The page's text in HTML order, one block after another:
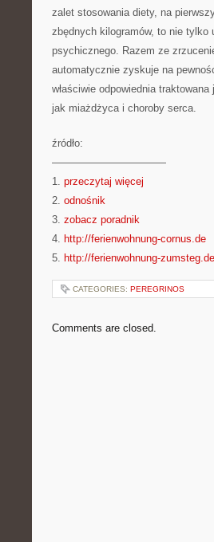
zalet stosowania diety, na
zbędnych kilogramów, to nie tylko
psychicznego. Razem ze
automatycznie zyskuje na
właściwie odpowiednia
jak miażdżyca i choroby serca.
źródło:
———————————
1. przeczytaj więcej
2. odnośnik
3. zobacz poradnik
4. http://ferienwohnung-cornus.de
5. http://ferienwohnung-zumsteg.de
CATEGORIES: PEREGRINOS
Comments are closed.